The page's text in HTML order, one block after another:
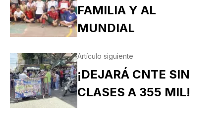
FAMILIA Y AL
MUNDIAL
Artículo siguiente
¡DEJARÁ CNTE SIN
CLASES A 355 MIL!